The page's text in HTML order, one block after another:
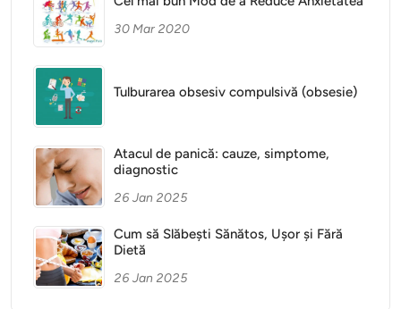
30 Mar 2020
Tulburarea obsesiv compulsivă (obsesie)
Atacul de panică: cauze, simptome,
diagnostic
26 Jan 2025
Cum să Slăbești Sănătos, Ușor și Fără
Dietă
26 Jan 2025